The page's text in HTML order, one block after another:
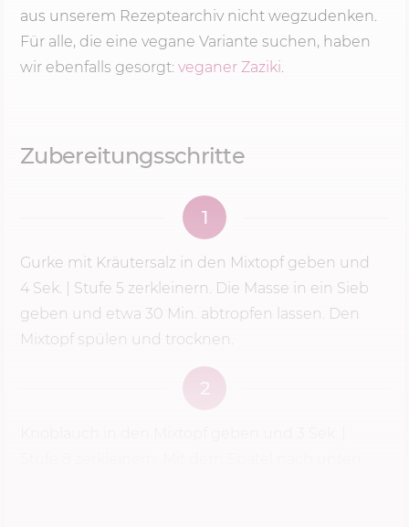
aus unserem Rezeptearchiv nicht wegzudenken.
Für alle, die eine vegane Variante suchen, haben
wir ebenfalls gesorgt: veganer Zaziki
Zubereitungsschritte
1
Gurke mit Kräutersalz in den Mixtopf geben und
4 Sek.
Stufe 5 zerkleinern. Die Masse in ein Sieb
geben und etwa 30 Min. abtropfen lassen. Den
Mixtopf spülen und trocknen.
2